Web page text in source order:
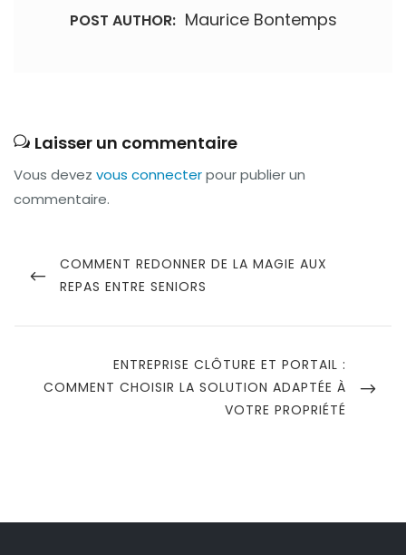
POST AUTHOR: Maurice Bontemps
Laisser un commentaire
Vous devez vous connecterpour publier un
commentaire.
de
l’article
PREVIOUS
POST
COMMENT REDONNER DE LA MAGIE AUX
REPAS ENTRE SENIORS
NEXT
POST
ENTREPRISE CLÔTURE ET PORTAIL :
COMMENT CHOISIR LA SOLUTION ADAPTÉE À
VOTRE PROPRIÉTÉ